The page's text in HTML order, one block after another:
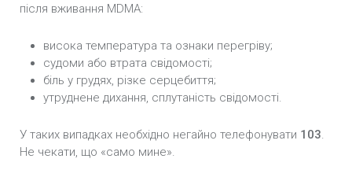
після вживання MDMA:
висока температура та ознаки перегріву;
судоми або втрата свідомості;
біль у грудях, різке серцебиття;
утруднене дихання, сплутаність свідомості.
У таких випадках необхідно негайно телефонувати 103.
Не чекати, що «само мине».